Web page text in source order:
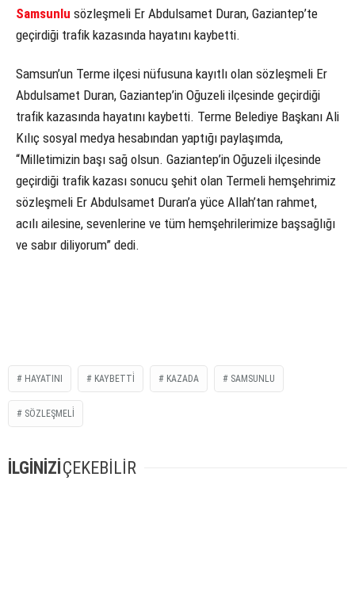
Samsunlu sözleşmeli Er Abdulsamet Duran, Gaziantep’te
geçirdiği trafik kazasında hayatını kaybetti.
Samsun’un Terme ilçesi nüfusuna kayıtlı olan sözleşmeli Er
Abdulsamet Duran, Gaziantep’in Oğuzeli ilçesinde geçirdiği
trafik kazasında hayatını kaybetti. Terme Belediye Başkanı Ali
Kılıç sosyal medya hesabından yaptığı paylaşımda,
“Milletimizin başı sağ olsun. Gaziantep’in Oğuzeli ilçesinde
geçirdiği trafik kazası sonucu şehit olan Termeli hemşehrimiz
sözleşmeli Er Abdulsamet Duran’a yüce Allah’tan rahmet,
acılı ailesine, sevenlerine ve tüm hemşehrilerimize başsağlığı
ve sabır diliyorum” dedi.
HAYATINI KAYBETTİ KAZADA SAMSUNLU
SÖZLEŞMELİ
İLGİNİZİÇEKEBİLİR